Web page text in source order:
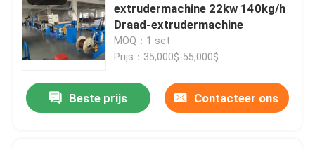
extrudermachine 22kw 140kg/h
Draad-extrudermachine
MOQ：1 set
Prijs：35,000$-55,000$
Beste prijs Contacteer ons